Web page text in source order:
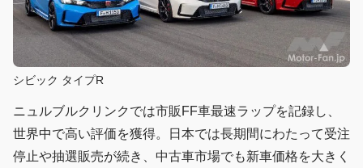
シビック タイプR
ニュルブルクリンクでは市販FF車最速ラップを記録し、
世界中で高い評価を獲得。日本では長期間にわたって受注
停止や抽選販売が続き、中古車市場でも新車価格を大きく